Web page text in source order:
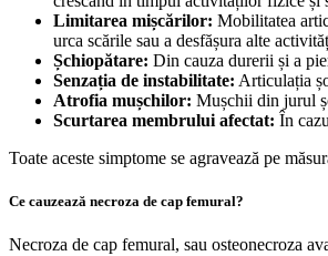
Limitarea mișcărilor: Mobilitatea
urca scările sau a desfășura alte
Șchiopătare: Din cauza durerii și a
Senzația de instabilitate: Articulația
Atrofia mușchilor: Mușchii din jurul
Scurtarea membrului afectat: În
Toate aceste simptome se agravează pe
Ce cauzează necroza de cap femural?
Necroza de cap femural, sau osteonecroza